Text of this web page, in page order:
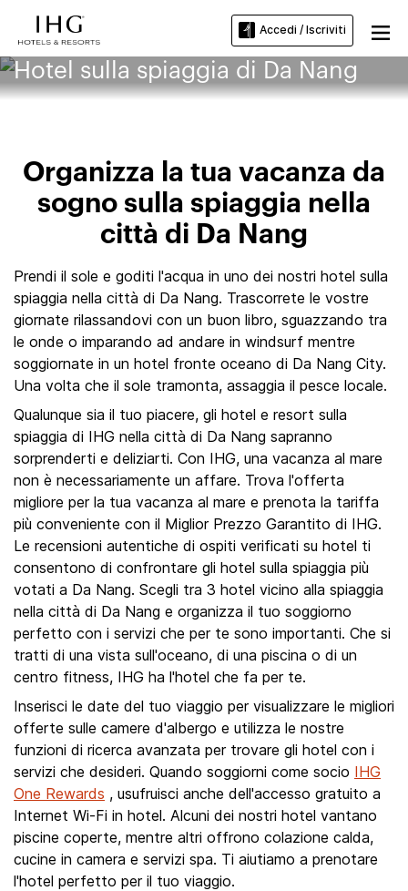
Accedi / Iscriviti
Hotel sulla spiaggia di Da Nang
Organizza la tua vacanza da
sogno sulla spiaggia nella
città di Da Nang
Prendi il sole e goditi l'acqua in uno dei nostri hotel sulla
spiaggia nella città di Da Nang. Trascorrete le vostre
giornate rilassandovi con un buon libro, sguazzando tra
le onde o imparando ad andare in windsurf mentre
soggiornate in un hotel fronte oceano di Da Nang City.
Una volta che il sole tramonta, assaggia il pesce locale.
Qualunque sia il tuo piacere, gli hotel e resort sulla
spiaggia di IHG nella città di Da Nang sapranno
sorprenderti e deliziarti. Con IHG, una vacanza al mare
non è necessariamente un affare. Trova l'offerta
migliore per la tua vacanza al mare e prenota la tariffa
più conveniente con il Miglior Prezzo Garantito di IHG.
Le recensioni autentiche di ospiti verificati su hotel ti
consentono di confrontare gli hotel sulla spiaggia più
votati a Da Nang. Scegli tra 3 hotel vicino alla spiaggia
nella città di Da Nang e organizza il tuo soggiorno
perfetto con i servizi che per te sono importanti. Che si
tratti di una vista sull'oceano, di una piscina o di un
centro fitness, IHG ha l'hotel che fa per te.
Inserisci le date del tuo viaggio per visualizzare le migliori
offerte sulle camere d'albergo e utilizza le nostre
funzioni di ricerca avanzata per trovare gli hotel con i
servizi che desideri. Quando soggiorni come socio IHG
One Rewards , usufruisci anche dell'accesso gratuito a
Internet Wi-Fi in hotel. Alcuni dei nostri hotel vantano
piscine coperte, mentre altri offrono colazione calda,
cucine in camera e servizi spa. Ti aiutiamo a prenotare
l'hotel perfetto per il tuo viaggio.